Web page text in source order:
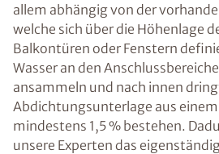
allem abhängig von der
welche sich über die Höhenlage
Balkontüren oder Fenstern
Wasser an den
ansammeln und nach innen
Abdichtungsunterlage aus
mindestens 1,5 % bestehen.
unsere Experten das